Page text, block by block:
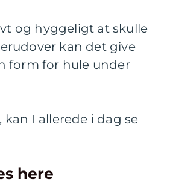
og hyggeligt at skulle
kan det give
form for hule under
I allerede i dag se
here